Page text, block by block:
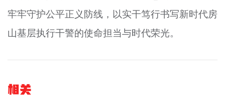
牢牢守护公平正义防线，以实干笃行书写新时代房
山基层执行干警的使命担当与时代荣光。
相关